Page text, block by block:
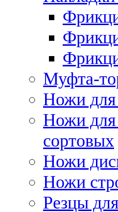
Муфта-
Ножи
Ножи
сортовых
Ножи
Ножи
Резцы